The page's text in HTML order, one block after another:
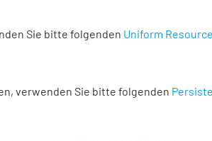
Sie bitte folgenden Uniform
verwenden Sie bitte folgenden